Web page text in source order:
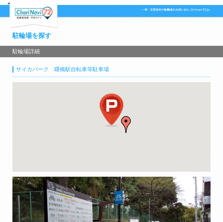
駐輪場を探す
駐輪場詳細
サイカパーク 曙橋駅自転車等駐車場